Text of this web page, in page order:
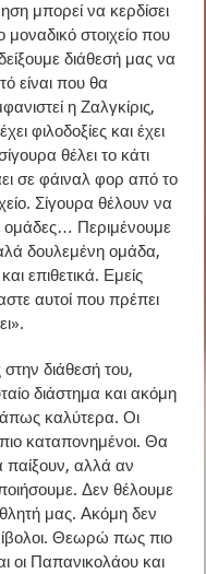
μπορεί να κερδίσει
μοναδικό στοιχείο που
διάθεσή μας να
είναι που θα
η Ζαλγκίρις,
φιλοδοξίες και έχει
θέλει το κάτι
σε φάιναλ φορ από το
Σίγουρα θέλουν να
ομάδες… Περιμένουμε
δουλεμένη ομάδα,
επιθετικά. Εμείς
αυτοί που πρέπει
στην διάθεσή του,
διάστημα και ακόμη
καλύτερα. Οι
καταπονημένοι. Θα
αλλά αν
Δεν θέλουμε
μας. Ακόμη δεν
Θεωρώ πως πιο
οι Παπανικολάου και